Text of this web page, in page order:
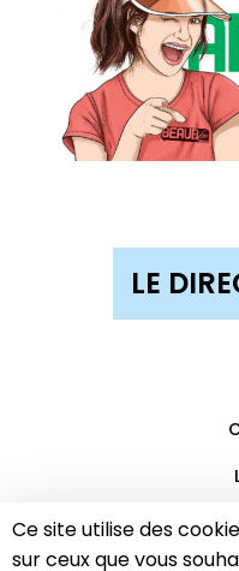
Ce site utilise des
sur ceux que vous